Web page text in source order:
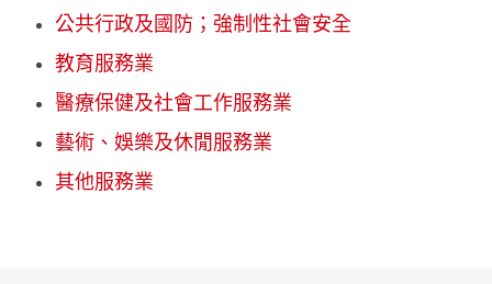
公共行政及國防；強制性社會安全
教育服務業
醫療保健及社會工作服務業
藝術、娛樂及休閒服務業
其他服務業